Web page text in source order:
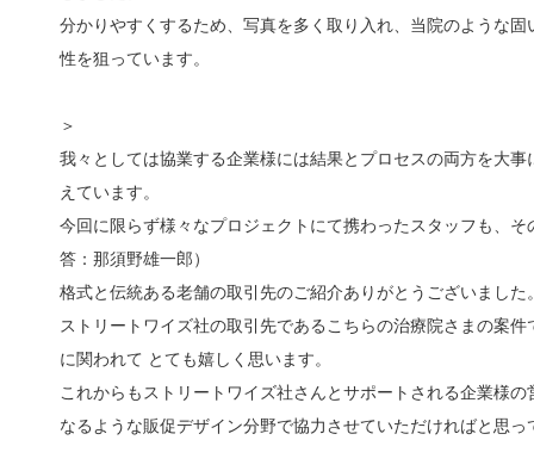
分かりやすくするため、写真を多く取り入れ、当院のような
性を狙っています。
＞
我々としては協業する企業様には結果とプロセスの両方を大
えています。
今回に限らず様々なプロジェクトにて携わったスタッフも、
答：那須野雄一郎）
格式と伝統ある老舗の取引先のご紹介ありがとうございました
ストリートワイズ社の取引先であるこちらの治療院さまの案
に関われて とても嬉しく思います。
これからもストリートワイズ社さんとサポートされる企業様
なるような販促デザイン分野で協力させていただければと思っ